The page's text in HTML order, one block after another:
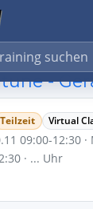
-
Teilzeit Virtual
09:00-12:30 ·
· ... Uhr